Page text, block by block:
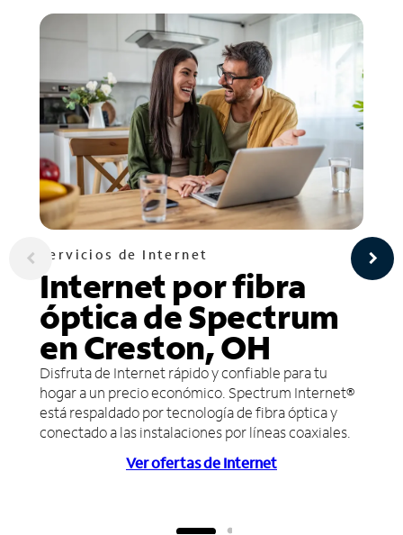
Servicios de Internet
Internet por fibra
óptica de Spectrum
en Creston, OH
Disfruta de Internet rápido y confiable para tu
hogar a un precio económico. Spectrum Internet®
está respaldado por tecnología de fibra óptica y
conectado a las instalaciones por líneas coaxiales.
Ver ofertas de Internet